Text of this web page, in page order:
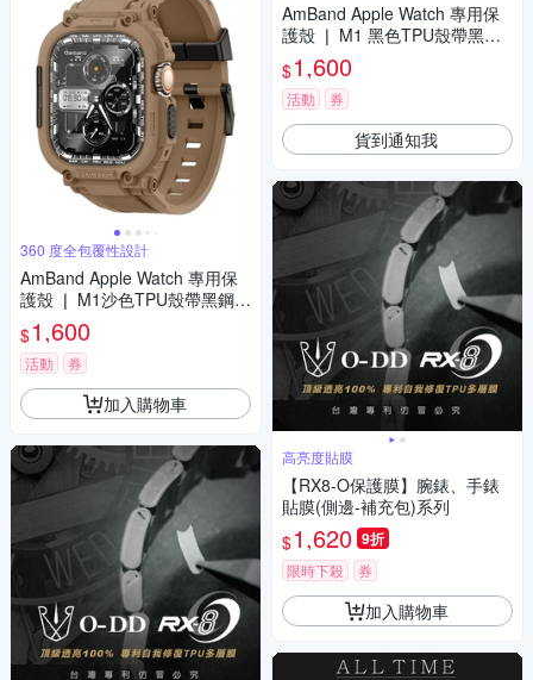
360 度全包覆性設計
AmBand Apple Watch 專用保
護殼 ❘ M1沙色TPU殼帶黑鋼釦
❘ 49mm - Apple Watch ultra
$1,600
活動 券
加入購物車
AmBand Apple Watch 專用保
護殼 ❘ M1 黑色TPU殼帶黑鋼
釦 ❘ 46mm - Apple Watch 10
$1,600
活動 券
貨到通知我
高亮度貼膜
【RX8-O保護膜】腕錶、手錶
貼膜(側邊-補充包)系列
$1,620 9折
限時下殺 券
加入購物車